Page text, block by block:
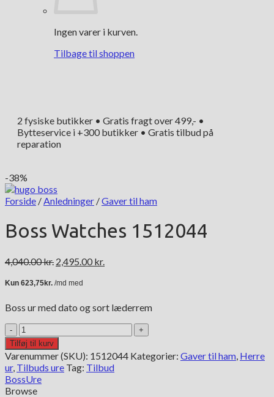
Ingen varer i kurven.
Tilbage til shoppen
2 fysiske butikker • Gratis fragt over 499,- •
Bytteservice i +300 butikker • Gratis tilbud på
reparation
-38%
Forside /Anledninger /Gaver til ham
Boss Watches 1512044
4,040.00kr. Den
pris
4,040.00 kr..
2,495.00 kr.
2,495.00 kr..
Boss ur med dato og sort læderrem
Boss
Watches
1512044
antal
Tilføj til kurv
Varenummer (SKU): 1512044 Kategorier: Gaver til ham, Herre
ur, Tilbuds ure Tag: Tilbud
BossUre
Browse